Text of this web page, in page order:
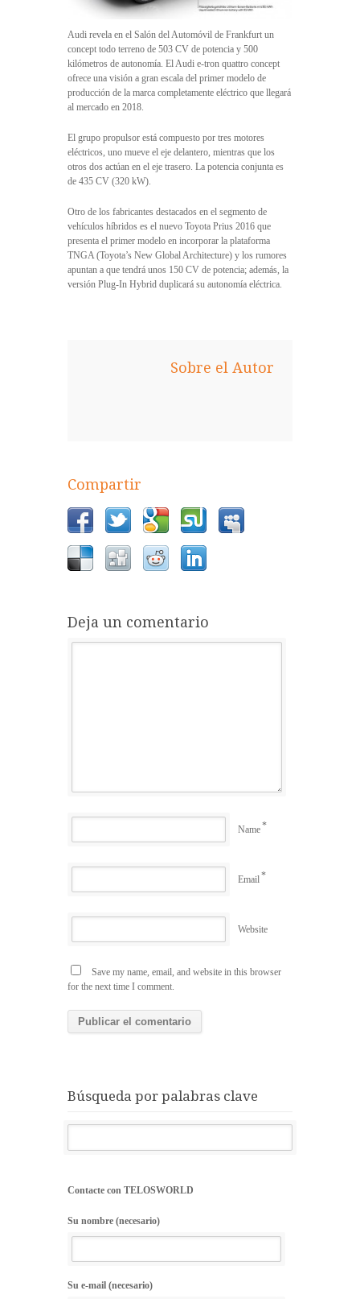
Audi revela en el Salón del Automóvil de Frankfurt un
concept todo terreno de 503 CV de potencia y 500
kilómetros de autonomía. El Audi e-tron quattro concept
ofrece una visión a gran escala del primer modelo de
producción de la marca completamente eléctrico que llegará
al mercado en 2018.
El grupo propulsor está compuesto por tres motores
eléctricos, uno mueve el eje delantero, mientras que los
otros dos actúan en el eje trasero. La potencia conjunta es
de 435 CV (320 kW).
Otro de los fabricantes destacados en el segmento de
vehículos híbridos es el nuevo Toyota Prius 2016 que
presenta el primer modelo en incorporar la plataforma
TNGA (Toyota’s New Global Architecture) y los rumores
apuntan a que tendrá unos 150 CV de potencia; además, la
versión Plug-In Hybrid duplicará su autonomía eléctrica.
Sobre el Autor
Compartir
Deja un comentario
Name*
Email*
Website
Save my name, email, and website in this browser
for the next time I comment.
Búsqueda por palabras clave
Contacte con TELOSWORLD
Su nombre (necesario)
Su e-mail (necesario)